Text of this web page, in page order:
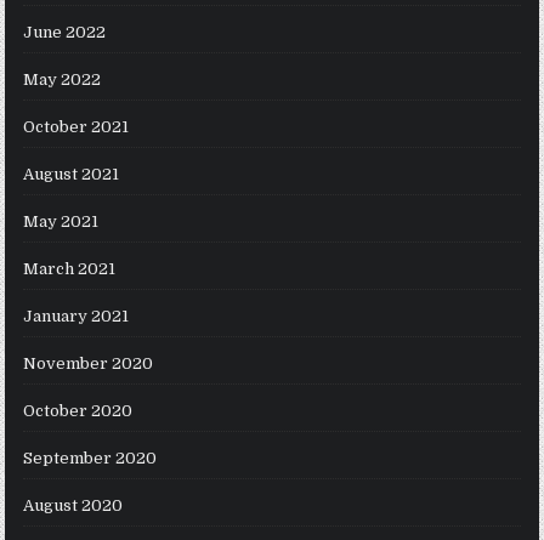
June 2022
May 2022
October 2021
August 2021
May 2021
March 2021
January 2021
November 2020
October 2020
September 2020
August 2020